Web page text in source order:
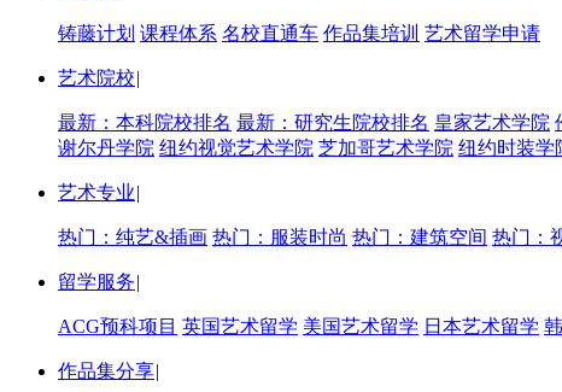
铸藤计划 课程体系 名校直通车 作品集培训 艺术留学申请
艺术院校|
最新：本科院校排名 最新：研究生院校排名 皇家艺术学院
谢尔丹学院 纽约视觉艺术学院 芝加哥艺术学院 纽约时装学
艺术专业|
热门：纯艺&插画 热门：服装时尚 热门：建筑空间 热门：
留学服务|
ACG预科项目 英国艺术留学 美国艺术留学 日本艺术留学
作品集分享|